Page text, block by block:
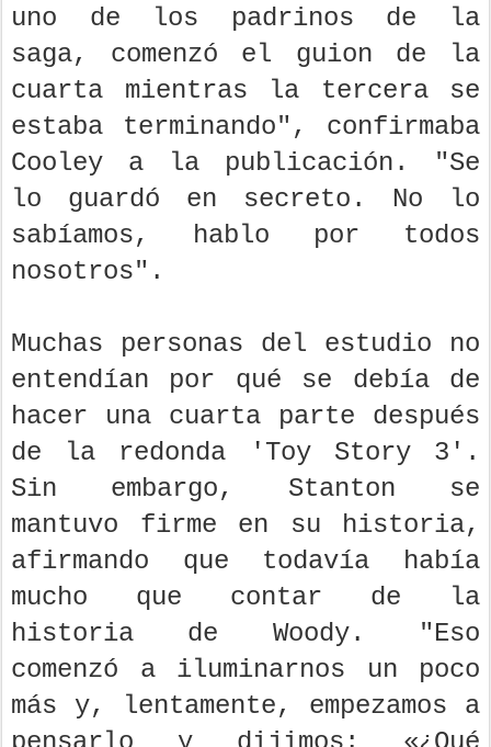
uno de los padrinos de la
saga, comenzó el guion de la
cuarta mientras la tercera se
estaba terminando", confirmaba
Cooley a la publicación. "Se
lo guardó en secreto. No lo
sabíamos, hablo por todos
nosotros".
Muchas personas del estudio no
entendían por qué se debía de
hacer una cuarta parte después
de la redonda 'Toy Story 3'.
Sin embargo, Stanton se
mantuvo firme en su historia,
afirmando que todavía había
mucho que contar de la
historia de Woody. "Eso
comenzó a iluminarnos un poco
más y, lentamente, empezamos a